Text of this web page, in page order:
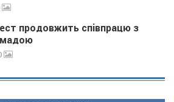
продовжить співпрацю з